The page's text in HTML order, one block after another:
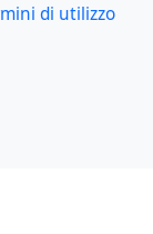
di utilizzo